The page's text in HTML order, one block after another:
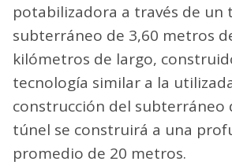
potabilizadora a través de un
subterráneo de 3,60 metros
kilómetros de largo,
tecnología similar a la
construcción del subterráneo
túnel se construirá a una
promedio de 20 metros.